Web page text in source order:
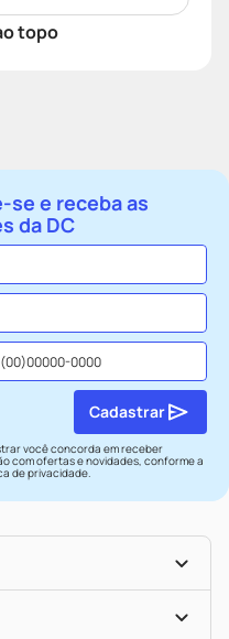
topo
se e receba as
da DC
você concorda em receber
com ofertas e novidades, conforme a
de privacidade.
Cadastrar